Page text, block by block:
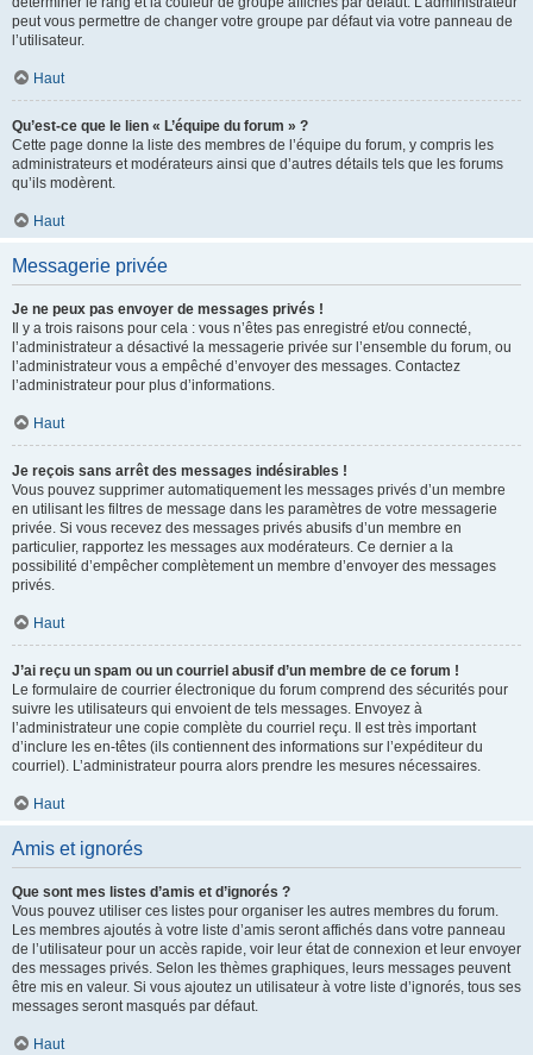
peut vous permettre de changer votre groupe par défaut via votre panneau de
l’utilisateur.
Haut
Qu’est-ce que le lien « L’équipe du forum » ?
Cette page donne la liste des membres de l’équipe du forum, y compris les
administrateurs et modérateurs ainsi que d’autres détails tels que les forums
qu’ils modèrent.
Haut
Messagerie privée
Je ne peux pas envoyer de messages privés !
Il y a trois raisons pour cela : vous n’êtes pas enregistré et/ou connecté,
l’administrateur a désactivé la messagerie privée sur l’ensemble du forum, ou
l’administrateur vous a empêché d’envoyer des messages. Contactez
l’administrateur pour plus d’informations.
Haut
Je reçois sans arrêt des messages indésirables !
Vous pouvez supprimer automatiquement les messages privés d’un membre
en utilisant les filtres de message dans les paramètres de votre messagerie
privée. Si vous recevez des messages privés abusifs d’un membre en
particulier, rapportez les messages aux modérateurs. Ce dernier a la
possibilité d’empêcher complètement un membre d’envoyer des messages
privés.
Haut
J’ai reçu un spam ou un courriel abusif d’un membre de ce forum !
Le formulaire de courrier électronique du forum comprend des sécurités pour
suivre les utilisateurs qui envoient de tels messages. Envoyez à
l’administrateur une copie complète du courriel reçu. Il est très important
d’inclure les en-têtes (ils contiennent des informations sur l’expéditeur du
courriel). L’administrateur pourra alors prendre les mesures nécessaires.
Haut
Amis et ignorés
Que sont mes listes d’amis et d’ignorés ?
Vous pouvez utiliser ces listes pour organiser les autres membres du forum.
Les membres ajoutés à votre liste d’amis seront affichés dans votre panneau
de l’utilisateur pour un accès rapide, voir leur état de connexion et leur envoyer
des messages privés. Selon les thèmes graphiques, leurs messages peuvent
être mis en valeur. Si vous ajoutez un utilisateur à votre liste d’ignorés, tous ses
messages seront masqués par défaut.
Haut